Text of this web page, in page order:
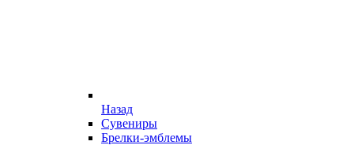
Назад
Сувениры
Брелки-эмблемы